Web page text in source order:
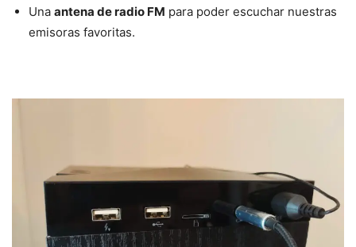
Una antena de radio FM para poder escuchar nuestras
emisoras favoritas.